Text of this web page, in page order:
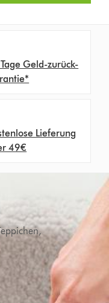
Geld-zurück-
Lieferung
49€